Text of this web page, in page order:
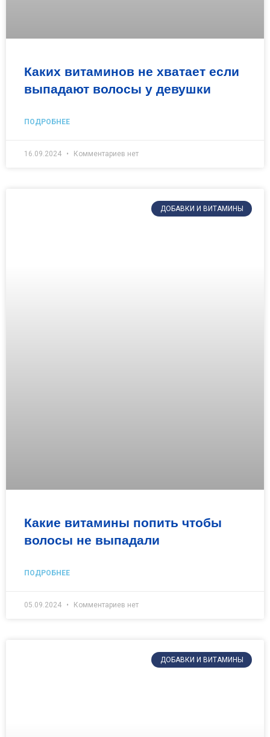
Каких витаминов не хватает если
выпадают волосы у девушки
ПОДРОБНЕЕ
16.09.2024 Комментариев нет
ДОБАВКИ И ВИТАМИНЫ
Какие витамины попить чтобы
волосы не выпадали
ПОДРОБНЕЕ
05.09.2024 Комментариев нет
ДОБАВКИ И ВИТАМИНЫ